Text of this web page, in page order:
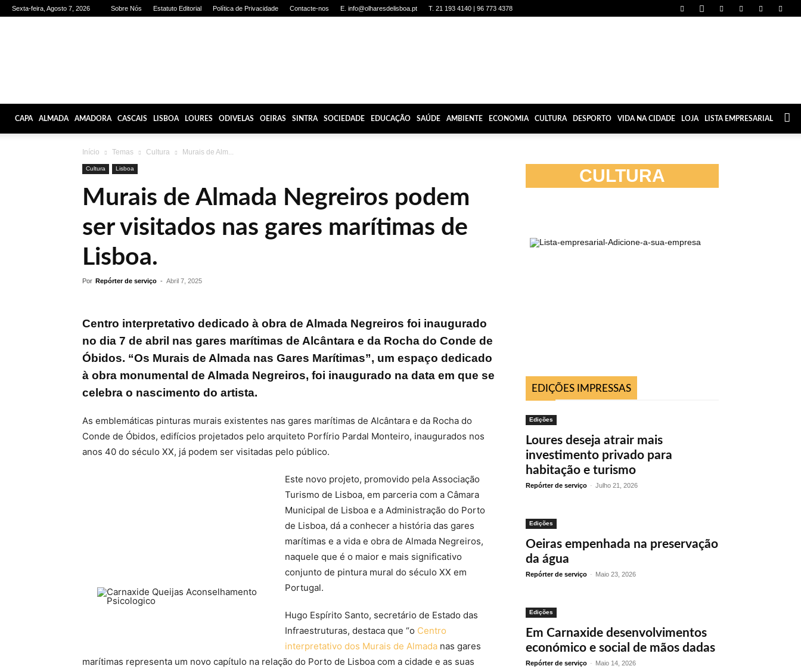
Sexta-feira, Agosto 7, 2026 Sobre Nós Estatuto Editorial Política de Privacidade Contacte-nos E. info@olharesdelisboa.pt T. 21 193 4140 | 96 773 4378
CAPA ALMADA AMADORA CASCAIS LISBOA LOURES ODIVELAS OEIRAS SINTRA SOCIEDADE EDUCAÇÃO SAÚDE AMBIENTE ECONOMIA CULTURA DESPORTO VIDA NA CIDADE LOJA LISTA EMPRESARIAL
Início Temas Cultura Murais de Alm...
Cultura Lisboa
Murais de Almada Negreiros podem
ser visitados nas gares marítimas de
Lisboa.
Por Repórter de serviço - Abril 7, 2025
Centro interpretativo dedicado à obra de Almada Negreiros foi inaugurado
no dia 7 de abril nas gares marítimas de Alcântara e da Rocha do Conde de
Óbidos. “Os Murais de Almada nas Gares Marítimas”, um espaço dedicado
à obra monumental de Almada Negreiros, foi inaugurado na data em que se
celebra o nascimento do artista.
As emblemáticas pinturas murais existentes nas gares marítimas de Alcântara e da Rocha do
Conde de Óbidos, edifícios projetados pelo arquiteto Porfírio Pardal Monteiro, inaugurados nos
anos 40 do século XX, já podem ser visitadas pelo público.
Este novo projeto, promovido pela Associação
Turismo de Lisboa, em parceria com a Câmara
Municipal de Lisboa e a Administração do Porto
de Lisboa, dá a conhecer a história das gares
marítimas e a vida e obra de Almada Negreiros,
naquele que é o maior e mais significativo
conjunto de pintura mural do século XX em
Portugal.
Hugo Espírito Santo, secretário de Estado das
Infraestruturas, destaca que “o Centro
interpretativo dos Murais de Almada nas gares
marítimas representa um novo capítulo na relação do Porto de Lisboa com a cidade e as suas
CULTURA
EDIÇÕES IMPRESSAS
Edições
Loures deseja atrair mais
investimento privado para
habitação e turismo
Repórter de serviço - Julho 21, 2026
Edições
Oeiras empenhada na preservação
da água
Repórter de serviço - Maio 23, 2026
Edições
Em Carnaxide desenvolvimentos
económico e social de mãos dadas
Repórter de serviço - Maio 14, 2026